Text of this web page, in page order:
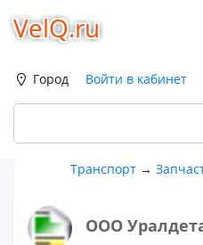
VelQ.ru
Город Войти в кабинет
Транспорт →
ООО